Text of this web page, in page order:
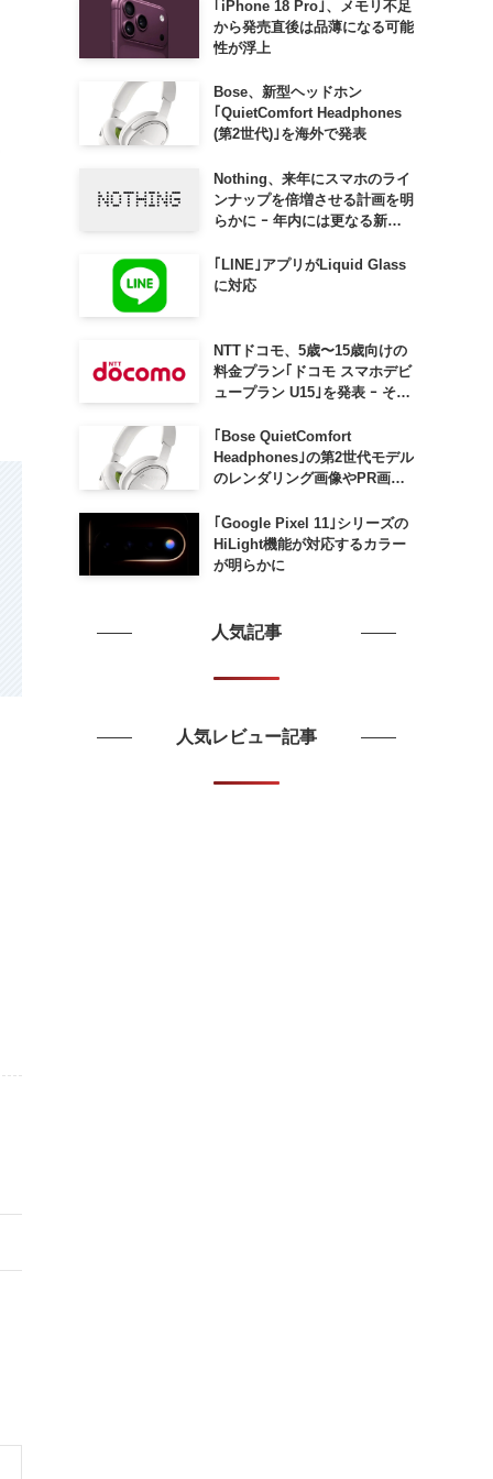
｢iPhone 18 Pro｣、メモリ不足
から発売直後は品薄になる可能
性が浮上
Bose、新型ヘッドホン
｢QuietComfort Headphones
(第2世代)｣を海外で発表
Nothing、来年にスマホのライ
ンナップを倍増させる計画を明
らかに ｰ 年内には更なる新製
｢LINE｣アプリがLiquid Glass
に対応
NTTドコモ、5歳〜15歳向けの
料金プラン｢ドコモ スマホデビ
ュープラン U15｣を発表 ｰ その
子割｣も
｢Bose QuietComfort
Headphones｣の第2世代モデル
のレンダリング画像やPR画像
｢Google Pixel 11｣シリーズの
HiLight機能が対応するカラー
が明らかに
人気記事
人気レビュー記事